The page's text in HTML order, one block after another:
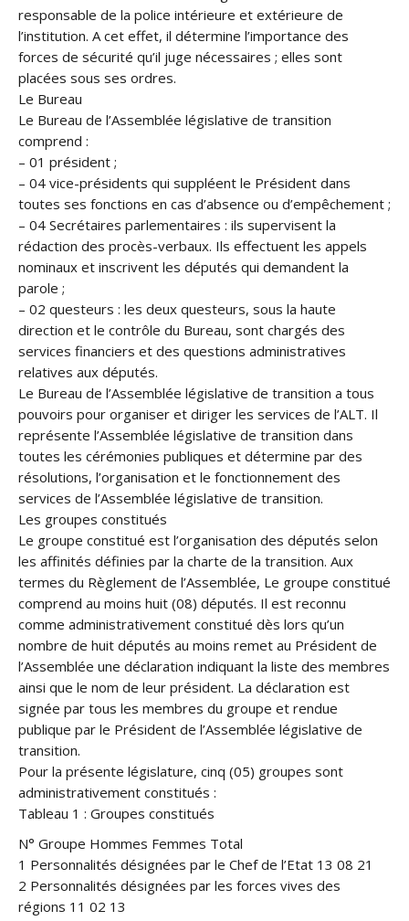
responsable de la police intérieure et extérieure de
l’institution. A cet effet, il détermine l’importance des
forces de sécurité qu’il juge nécessaires ; elles sont
placées sous ses ordres.
Le Bureau
Le Bureau de l’Assemblée législative de transition
comprend :
– 01 président ;
– 04 vice-présidents qui suppléent le Président dans
toutes ses fonctions en cas d’absence ou d’empêchement ;
– 04 Secrétaires parlementaires : ils supervisent la
rédaction des procès-verbaux. Ils effectuent les appels
nominaux et inscrivent les députés qui demandent la
parole ;
– 02 questeurs : les deux questeurs, sous la haute
direction et le contrôle du Bureau, sont chargés des
services financiers et des questions administratives
relatives aux députés.
Le Bureau de l’Assemblée législative de transition a tous
pouvoirs pour organiser et diriger les services de l’ALT. Il
représente l’Assemblée législative de transition dans
toutes les cérémonies publiques et détermine par des
résolutions, l’organisation et le fonctionnement des
services de l’Assemblée législative de transition.
Les groupes constitués
Le groupe constitué est l’organisation des députés selon
les affinités définies par la charte de la transition. Aux
termes du Règlement de l’Assemblée, Le groupe constitué
comprend au moins huit (08) députés. Il est reconnu
comme administrativement constitué dès lors qu’un
nombre de huit députés au moins remet au Président de
l’Assemblée une déclaration indiquant la liste des membres
ainsi que le nom de leur président. La déclaration est
signée par tous les membres du groupe et rendue
publique par le Président de l’Assemblée législative de
transition.
Pour la présente législature, cinq (05) groupes sont
administrativement constitués :
Tableau 1 : Groupes constitués
N° Groupe Hommes Femmes Total
1 Personnalités désignées par le Chef de l’Etat 13 08 21
2 Personnalités désignées par les forces vives des
régions 11 02 13